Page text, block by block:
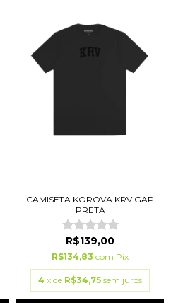
CAMISETA KOROVA KRV GAP
PRETA
R$139,00
R$134,83 com Pix
4 x de R$34,75 sem juros